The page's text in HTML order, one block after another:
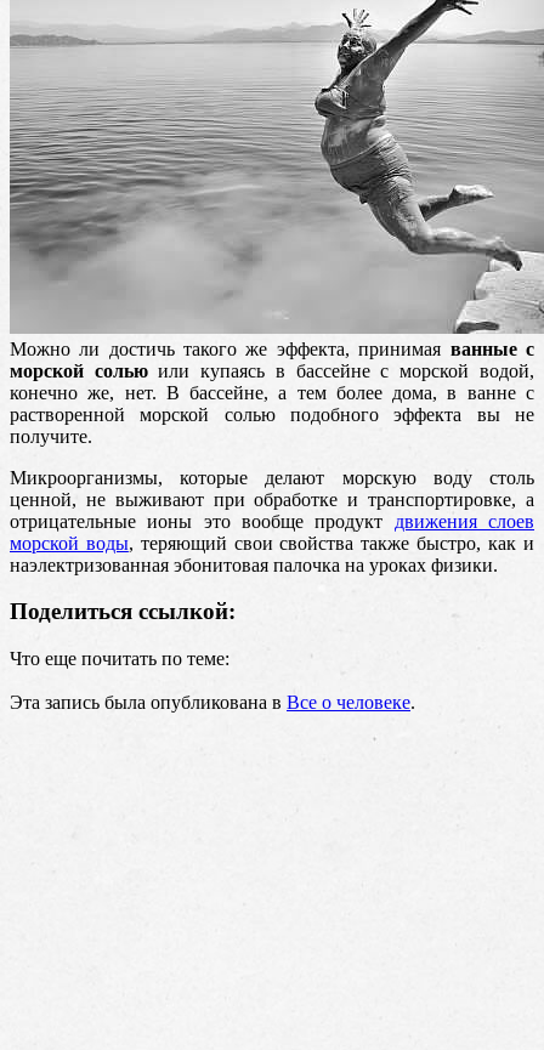
Можно ли достичь такого же эффекта, принимая ванные с
морской сольюили купаясь в бассейне с морской водой,
конечно же, нет. В бассейне, а тем более дома, в ванне с
растворенной морской солью подобного эффекта вы не
получите.
Микроорганизмы, которые делают морскую воду столь
ценной, не выживают при обработке и транспортировке, а
отрицательные ионы это вообще продукт движения слоев
морской воды, теряющий свои свойства также быстро, как и
наэлектризованная эбонитовая палочка на уроках физики.
Поделиться ссылкой:
Что еще почитать по теме:
Эта запись была опубликована в Все о человеке.